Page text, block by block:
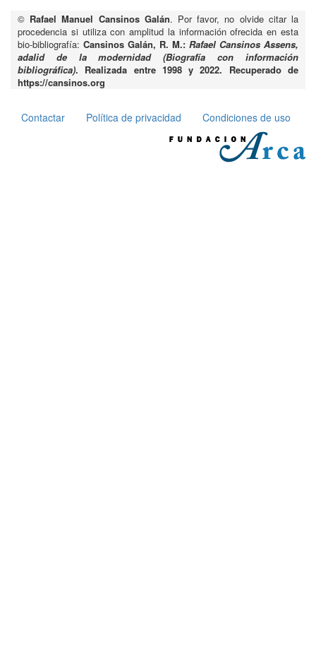
© Rafael Manuel Cansinos Galán. Por favor, no olvide citar la
procedencia si utiliza con amplitud la información ofrecida en esta
bio-bibliografía: Cansinos Galán, R. M.: Rafael Cansinos Assens,
adalid de la modernidad (Biografía con información
bibliográfica). Realizada entre 1998 y 2022. Recuperado de
https://cansinos.org
Pie
Contactar Política de privacidad Condiciones de uso